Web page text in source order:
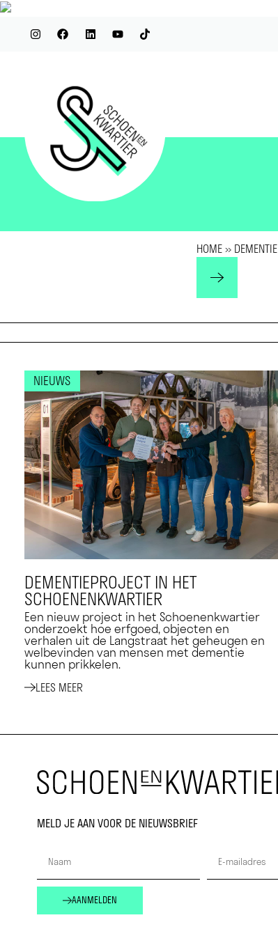
HOME » DEMENTIE
NIEUWS
DEMENTIEPROJECT IN HET
SCHOENENKWARTIER
Een nieuw project in het Schoenenkwartier
onderzoekt hoe erfgoed, objecten en
verhalen uit de Langstraat het geheugen en
welbevinden van mensen met dementie
kunnen prikkelen.
LEES MEER
MELD JE AAN VOOR DE NIEUWSBRIEF
AANMELDEN